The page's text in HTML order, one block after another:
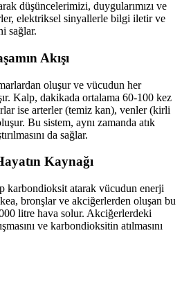
düşüncelerimizi, duygularımızı ve
elektriksel sinyallerle bilgi iletir ve
sağlar.
Akışı
oluşur ve vücudun her
Kalp, dakikada ortalama 60-100 kez
ise arterler (temiz kan), venler (kirli
Bu sistem, aynı zamanda atık
da sağlar.
Kaynağı
karbondioksit atarak vücudun enerji
bronşlar ve akciğerlerden oluşan bu
litre hava solur. Akciğerlerdeki
ve karbondioksitin atılmasını